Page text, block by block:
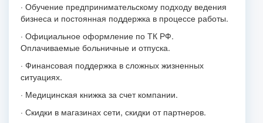
· Обучение предпринимательскому подходу ведения
бизнеса и постоянная поддержка в процессе работы.
· Официальное оформление по ТК РФ.
Оплачиваемые больничные и отпуска.
· Финансовая поддержка в сложных жизненных
ситуациях.
· Медицинская книжка за счет компании.
· Скидки в магазинах сети, скидки от партнеров.